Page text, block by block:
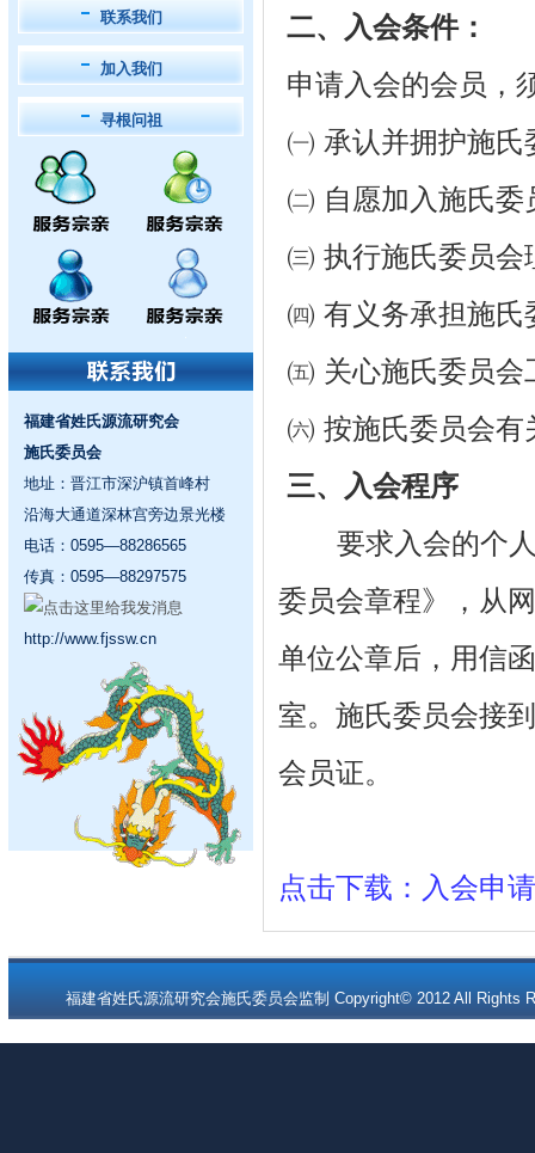
联系我们
加入我们
寻根问祖
福建省姓氏源流研究会
施氏委员会
地址：晋江市深沪镇首峰村
沿海大通道深林宫旁边景光楼
电话：0595—88286565
传真：0595—88297575
http://www.fjssw.cn
二、入会条件：
申请入会的会员，
㈠ 承认并拥护施氏
㈡ 自愿加入施氏委
㈢ 执行施氏委员
㈣ 有义务承担施
㈤ 关心施氏委员
㈥ 按施氏委员会
三、入会程序
要求入会的个人
委员会章程》，从
单位公章后，用信
室。施氏委员会接
会员证。
点击下载：入会申
福建省姓氏源流研究会施氏委员会监制 Copyright© 2012 All Rights